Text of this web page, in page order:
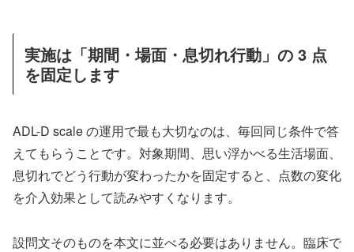
実施は「期間・場面・息切れ行動」の 3 点
を固定します
ADL-D scale の運用で最も大切なのは、毎回同じ条件で答
えてもらうことです。対象期間、思い浮かべる生活場面、
息切れでどう行動が変わったかを固定すると、点数の変化
を介入効果として読みやすくなります。
設問文そのものを本文に並べる必要はありません。臨床で